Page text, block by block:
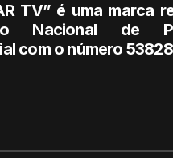
TV” é uma marca
Nacional de
com o número